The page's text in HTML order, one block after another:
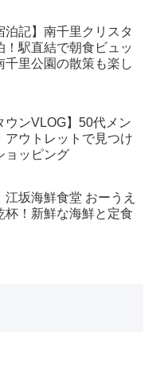
泊記】南千里クリスタ
！駅直結で朝食ビュッ
千里公園の散策も楽し
ウンVLOG】50代メン
アウトレットで見つけ
ョッピング
江坂海鮮食堂 おーうえ
杯！新鮮な海鮮と定食